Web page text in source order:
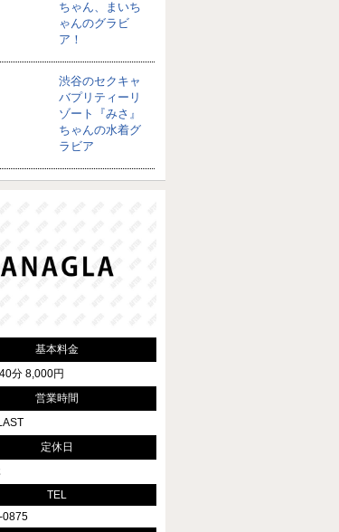
ちゃん、まいち
ゃんのグラビ
ア！
渋谷のセクキャ
バプリティーリ
ゾート『みさ』
ちゃんの水着グ
ラビア
基本料金
分 8,000円
営業時間
定休日
TEL
0875